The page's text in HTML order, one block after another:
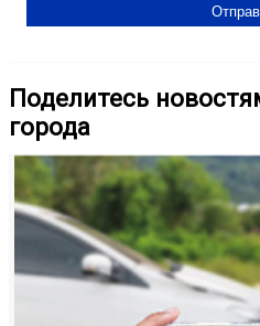
Поделитесь
города